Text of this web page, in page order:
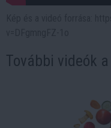
További videók